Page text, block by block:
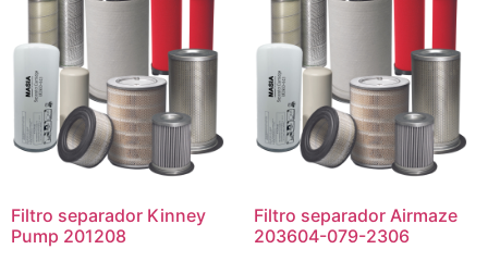
Filtro separador Kinney
Pump 201208
Filtro separador Airmaze
203604-079-2306